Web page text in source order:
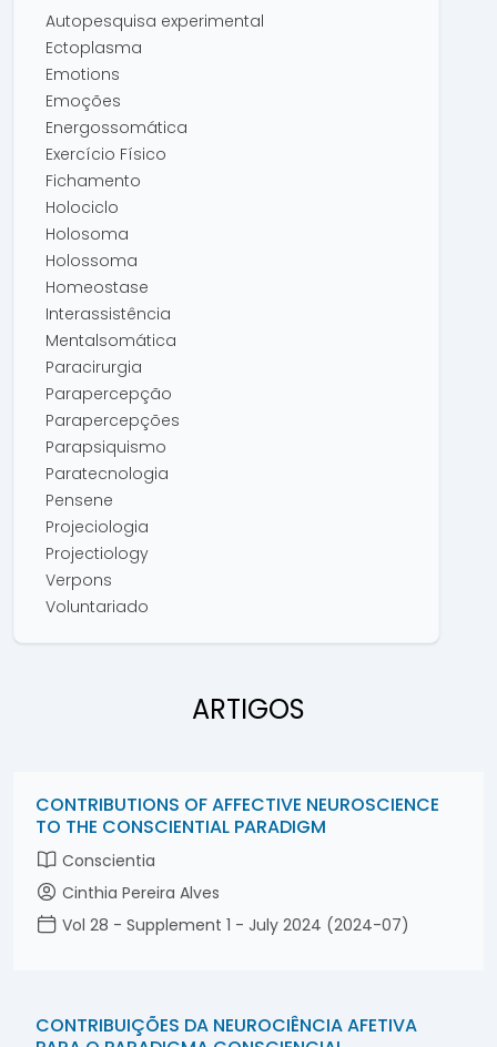
Autopesquisa experimental
Ectoplasma
Emotions
Emoções
Energossomática
Exercício Físico
Fichamento
Holociclo
Holosoma
Holossoma
Homeostase
Interassistência
Mentalsomática
Paracirurgia
Parapercepção
Parapercepções
Parapsiquismo
Paratecnologia
Pensene
Projeciologia
Projectiology
Verpons
Voluntariado
ARTIGOS
CONTRIBUTIONS OF AFFECTIVE NEUROSCIENCE
TO THE CONSCIENTIAL PARADIGM
Conscientia
Cinthia Pereira Alves
Vol 28 - Supplement 1 - July 2024 (2024-07)
CONTRIBUIÇÕES DA NEUROCIÊNCIA AFETIVA